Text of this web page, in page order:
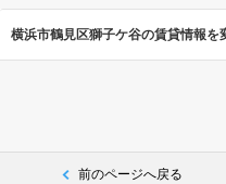
横浜市鶴見区獅子ケ谷の賃貸情報を
前のページへ戻る